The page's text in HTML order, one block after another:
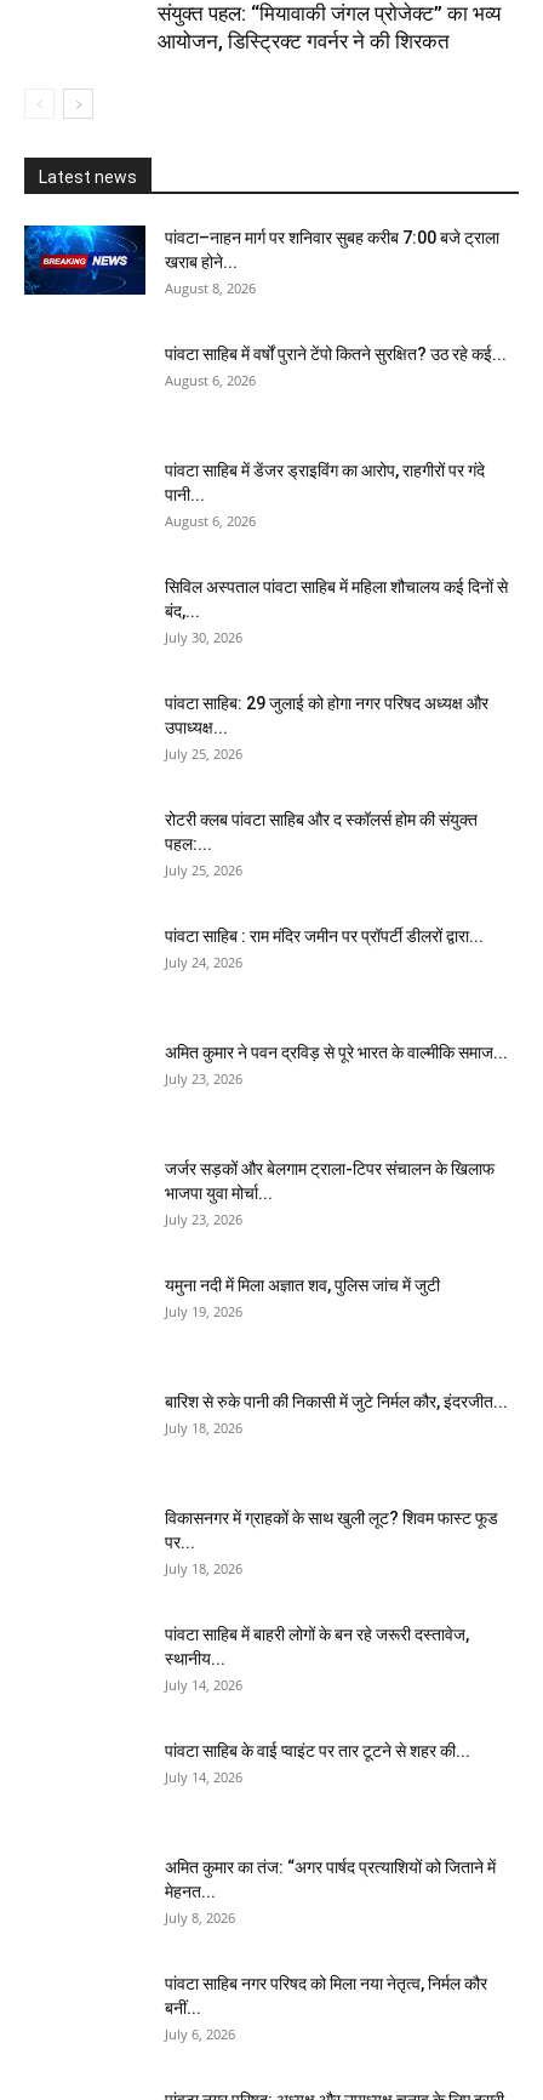
संयुक्त पहल: “मियावाकी जंगल प्रोजेक्ट” का भव्य
आयोजन, डिस्ट्रिक्ट गवर्नर ने की शिरकत
Latest news
पांवटा–नाहन मार्ग पर शनिवार सुबह करीब 7:00 बजे ट्राला
खराब होने...
August 8, 2026
पांवटा साहिब में वर्षों पुराने टेंपो कितने सुरक्षित? उठ रहे कई...
August 6, 2026
पांवटा साहिब में डेंजर ड्राइविंग का आरोप, राहगीरों पर गंदे
पानी...
August 6, 2026
सिविल अस्पताल पांवटा साहिब में महिला शौचालय कई दिनों से
बंद,...
July 30, 2026
पांवटा साहिब: 29 जुलाई को होगा नगर परिषद अध्यक्ष और
उपाध्यक्ष...
July 25, 2026
​रोटरी क्लब पांवटा साहिब और द स्कॉलर्स होम की संयुक्त
पहल:...
July 25, 2026
पांवटा साहिब : राम मंदिर जमीन पर प्रॉपर्टी डीलरों द्वारा...
July 24, 2026
अमित कुमार ने पवन द्रविड़ से पूरे भारत के वाल्मीकि समाज...
July 23, 2026
जर्जर सड़कों और बेलगाम ट्राला-टिपर संचालन के खिलाफ
भाजपा युवा मोर्चा...
July 23, 2026
यमुना नदी में मिला अज्ञात शव, पुलिस जांच में जुटी
July 19, 2026
बारिश से रुके पानी की निकासी में जुटे निर्मल कौर, इंदरजीत...
July 18, 2026
विकासनगर में ग्राहकों के साथ खुली लूट? शिवम फास्ट फूड
पर...
July 18, 2026
पांवटा साहिब में बाहरी लोगों के बन रहे जरूरी दस्तावेज,
स्थानीय...
July 14, 2026
पांवटा साहिब के वाई प्वाइंट पर तार टूटने से शहर की...
July 14, 2026
अमित कुमार का तंज: “अगर पार्षद प्रत्याशियों को जिताने में
मेहनत...
July 8, 2026
पांवटा साहिब नगर परिषद को मिला नया नेतृत्व, निर्मल कौर
बनीं...
July 6, 2026